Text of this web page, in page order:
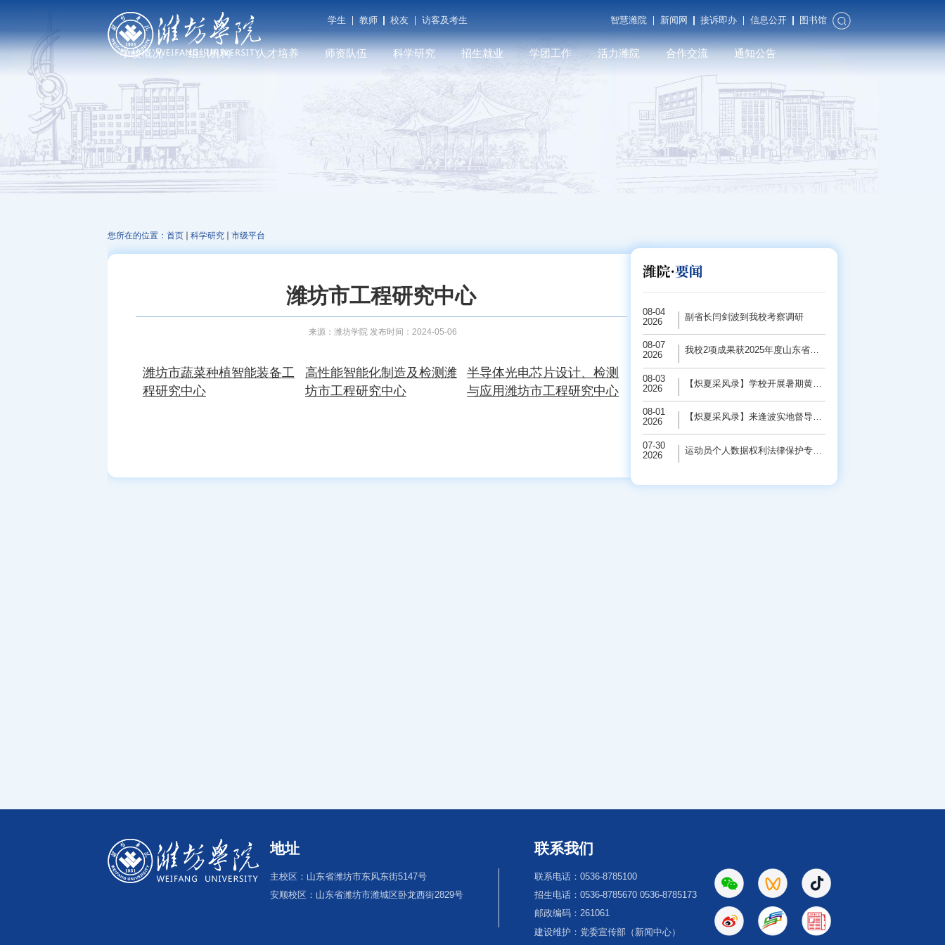
学生 教师 校友 访客及考生 智慧潍院 新闻网 接诉即办 信息公开 图书馆
学校概况
学校简介
现任领导
历任领导
发展足迹
组织机构
党政管理机构
教学机构
科研机构
教辅机构
人才培养
继续教育、职业教育
师资队伍
人才招聘
科学研究
学术期刊
科研成果
科技服务
招生就业
本科招生
就业信息
研究生招生
学团工作
共青团（创新创业学
院...
活力潍院 合作交流
合作发展
对外交流
潍院校友
通知公告
您所在的位置： 首页 科学研究 市级平台
潍坊市工程研究中心
来源：潍坊学院 发布时间：2024-05-06
潍坊市蔬菜种植智能装备工
程研究中心
高性能智能化制造及检测潍
坊市工程研究中心
半导体光电芯片设计、检测
与应用潍坊市工程研究中心
08-04
2026
副省长闫剑波到我校考察调研
08-07
2026
我校2项成果获2025年度山东省科学技术奖
08-03
2026
【炽夏采风录】学校开展暑期黄河保护“三下...
08-01
2026
【炽夏采风录】来逢波实地督导检查校园基础...
07-30
2026
运动员个人数据权利法律保护专题研讨会在学...
地址
主校区：山东省潍坊市东风东街5147号
安顺校区：山东省潍坊市潍城区卧龙西街2829号
联系我们
联系电话：0536-8785100
招生电话：0536-8785670 0536-8785173
邮政编码：261061
建设维护：党委宣传部（新闻中心）